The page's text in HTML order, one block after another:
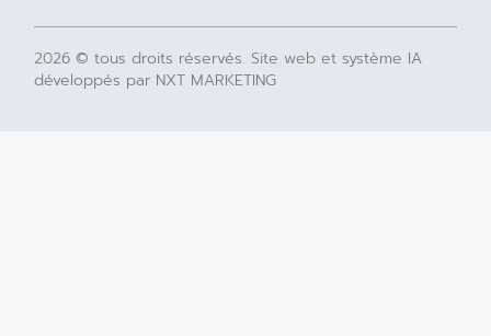
2026 © tous droits réservés. Site web et système IA
développés par NXT MARKETING